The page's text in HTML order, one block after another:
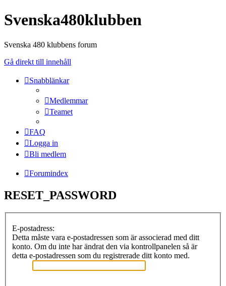
Svenska480klubben
Svenska 480 klubbens forum
Gå direkt till innehåll
Snabblänkar
Medlemmar
Teamet
FAQ
Logga in
Bli medlem
Forumindex
RESET_PASSWORD
E-postadress:
Detta måste vara e-postadressen som är associerad med ditt
konto. Om du inte har ändrat den via kontrollpanelen så är
detta e-postadressen som du registrerade ditt konto med.